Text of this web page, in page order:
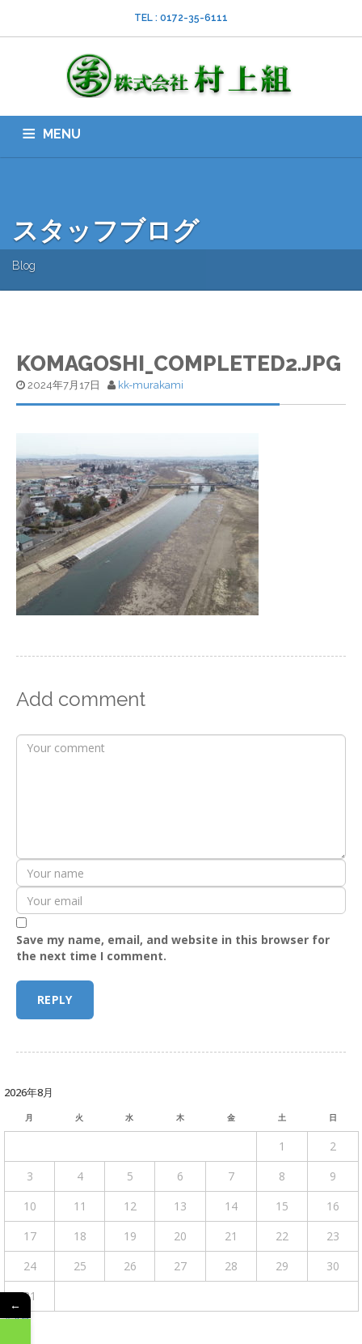
TEL : 0172-35-6111
MENU
スタッフブログ
Blog
KOMAGOSHI_COMPLETED2.JPG
2024年7月17日 kk-murakami
Add comment
Save my name, email, and website in this browser for
the next time I comment.
2026年8月
月 火 水 木 金 土 日
1
2
3
4 5 6 7 8
9
10
11 12 13 14 15
16
17
18 19 20 21 22
23
24
25 26 27 28 29
30
31
« 4月
←